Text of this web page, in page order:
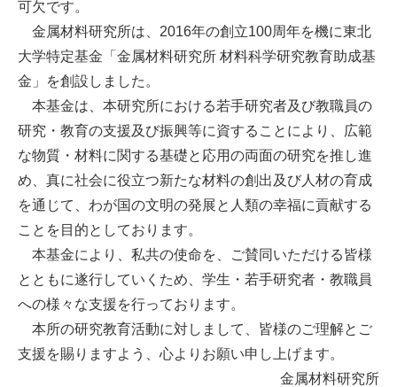
可欠です。
金属材料研究所は、 2016年の創立100周年を機に東北
大学特定基金「 金属材料研究所 材料科学研究教育助成基
金」を創設しました。
本基金は、本研究所における若手研究者及び教職員の
研究・ 教育の支援及び振興等に資することにより、広範
な物質・ 材料に関する基礎と応用の両面の研究を推し進
め、 真に社会に役立つ新たな材料の創出及び人材の育成
を通じて、 わが国の文明の発展と人類の幸福に貢献する
ことを目的としており ます。
本基金により、私共の使命を、
ご賛同いただける皆様
とともに遂行していくため、学生・ 若手研究者・教職員
への様々な支援を行っております。
本所の研究教育活動に対しまして、皆様のご理解とご
支援を賜りますよう、心よりお願い申し上げます。
金属材料研究所